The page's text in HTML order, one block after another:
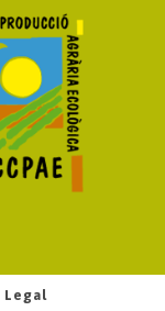
Legal